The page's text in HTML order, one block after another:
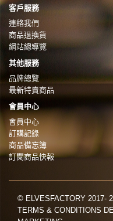
客戶服務
連絡我們
商品退換貨
網站總導覽
其他服務
品牌總覽
最新特賣商品
會員中心
會員中心
訂購記錄
商品備忘簿
訂閱商品快報
© ELVESFACTORY 2017-
TERMS & CONDITIONS